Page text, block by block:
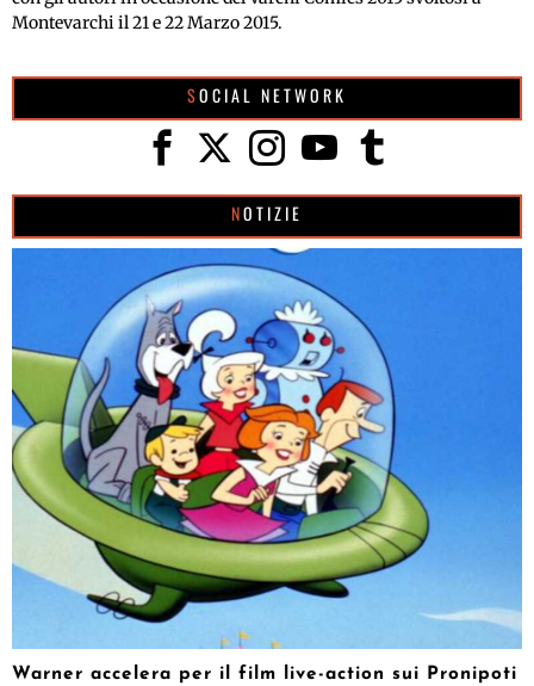
Montevarchi il 21 e 22 Marzo 2015.
SOCIAL NETWORK
NOTIZIE
Warner accelera per il film live-action sui Pronipoti